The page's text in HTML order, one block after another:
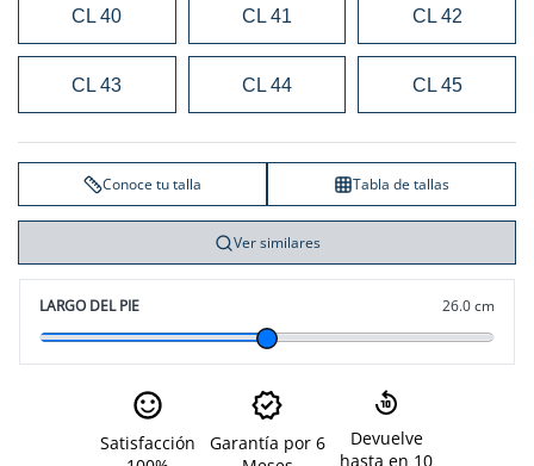
CL 40 CL 41 CL 42
CL 43 CL 44 CL 45
Conoce tu talla Tabla de tallas
Ver similares
LARGO DEL PIE 26.0 cm
Satisfacción
Garantía por 6
Devuelve
hasta en 10